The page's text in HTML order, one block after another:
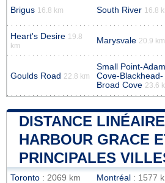
Brigus 16.8 km South River 16.8
Heart's Desire 19.8
km
Marysvale 20.9 km
Goulds Road 22.8 km
Small Point-
Cove-Blackhead-
Broad Cove 23.6
DISTANCE
HARBOUR GRACE
PRINCIPALES
Toronto : 2069 km Montréal : 1577